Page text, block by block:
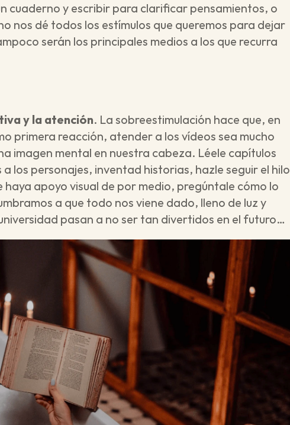
cuaderno y escribir para clarificar pensamientos, o
nos dé todos los estímulos que queremos para dejar
serán los principales medios a los que recurra
y la atención. La sobreestimulación hace que, en
primera reacción, atender a los vídeos sea mucho
imagen mental en nuestra cabeza. Léele capítulos
los personajes, inventad historias, hazle seguir el hilo
haya apoyo visual de por medio, pregúntale cómo lo
a que todo nos viene dado, lleno de luz y
pasan a no ser tan divertidos en el futuro…